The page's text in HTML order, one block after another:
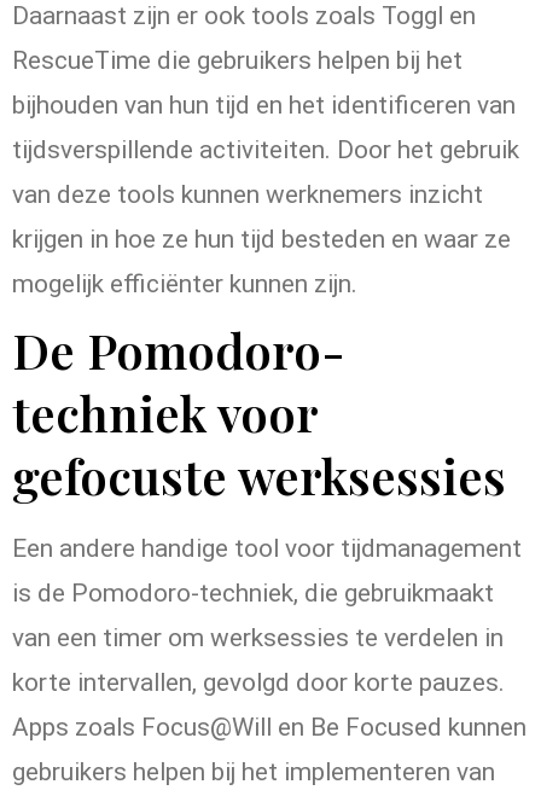
Daarnaast zijn er ook tools zoals Toggl en
RescueTime die gebruikers helpen bij het
bijhouden van hun tijd en het identificeren van
tijdsverspillende activiteiten. Door het gebruik
van deze tools kunnen werknemers inzicht
krijgen in hoe ze hun tijd besteden en waar ze
mogelijk efficiënter kunnen zijn.
De Pomodoro-
techniek voor
gefocuste werksessies
Een andere handige tool voor tijdmanagement
is de Pomodoro-techniek, die gebruikmaakt
van een timer om werksessies te verdelen in
korte intervallen, gevolgd door korte pauzes.
Apps zoals Focus@Will en Be Focused kunnen
gebruikers helpen bij het implementeren van